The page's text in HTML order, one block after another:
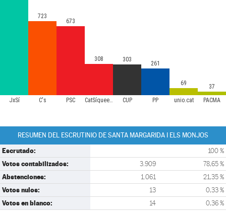
JxSí C's PSC CatSíqueesPot CUP PP unio.cat PACMA
723
673
308 303
261
69 37
RESUMEN DEL ESCRUTINIO DE SANTA MARGARIDA I ELS MONJOS
Escrutado: 100 %
Votos contabilizados: 3.909 78,65 %
Abstenciones: 1.061 21,35 %
Votos nulos: 13 0,33 %
Votos en blanco: 14 0,36 %